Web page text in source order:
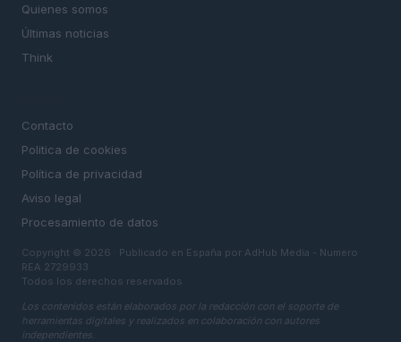
Quienes somos
Últimas noticias
Think
Contacto
Politica de cookies
Política de privacidad
Aviso legal
Procesamiento de datos
Copyright © 2026 · Publicado en España por AdHub Media - Numero
REA 2729933
Todos los derechos reservados
Los contenidos están elaborados por la redacción con el soporte de
herramientas digitales y realizados en colaboración con autores
independientes.